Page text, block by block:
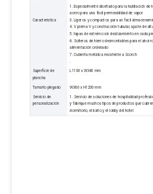
Característica
1. Especialmente diseñado para la habitación de
acero para una fácil permeabilidad de vapor
3. Ligeros y compactos para un fácil
4. V pierna V y construcción tubular, ajuste de
5. tapas de extremo sin deslizamiento en cada
6. Solteros de hierro desmontables para el
alimentación ordenado
7. Cubierta metálica resistente a Scorch
.
Superficie de
plancha
L1100 x W340 mm
Tamaño plegado W360 x H1230 mm
Servicio de
personalización
1. Servicio de soluciones de hospitalidad
y fabrique muchos tipos de productos que
dormitorio, el baño y el lobby del hotel